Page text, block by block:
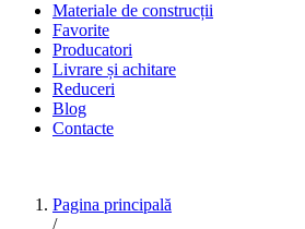
Materiale de construcții
Favorite
Producatori
Livrare și achitare
Reduceri
Blog
Contacte
Pagina principală
/